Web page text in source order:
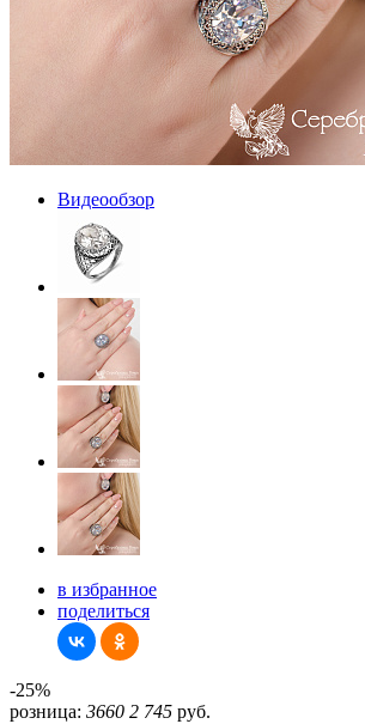
Видеообзор
в избранное
поделиться
-25%
розница: 3660 2 745 руб.